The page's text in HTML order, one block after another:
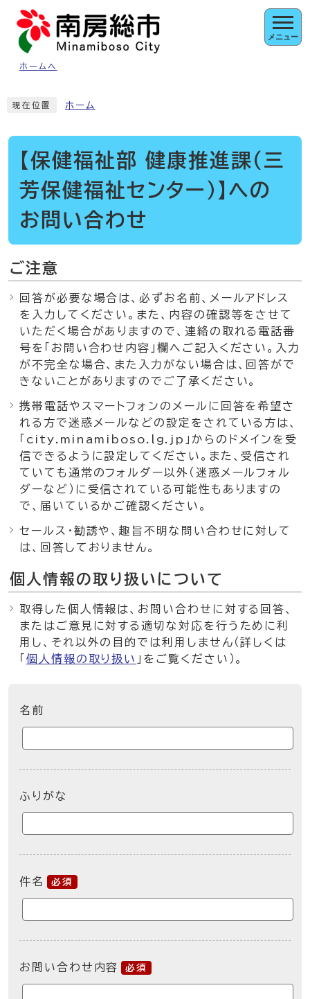
ページの先頭です
ホームへ
メニュー
現在位置 ホーム
【保健福祉部 健康推進課（三
芳保健福祉センター）】への
お問い合わせ
ご注意
回答が必要な場合は、必ずお名前、メールアドレス
を入力してください。また、内容の確認等をさせて
いただく場合がありますので、連絡の取れる電話番
号を「お問い合わせ内容」欄へご記入ください。入力
が不完全な場合、また入力がない場合は、回答がで
きないことがありますのでご了承ください。
携帯電話やスマートフォンのメールに回答を希望さ
れる方で迷惑メールなどの設定をされている方は、
「city.minamiboso.lg.jp」からのドメインを受
信できるように設定してください。また、受信され
ていても通常のフォルダー以外（迷惑メールフォル
ダーなど）に受信されている可能性もありますの
で、届いているかご確認ください。
セールス・勧誘や、趣旨不明な問い合わせに対して
は、回答しておりません。
個人情報の取り扱いについて
取得した個人情報は、お問い合わせに対する回答、
またはご意見に対する適切な対応を行うために利
用し、それ以外の目的では利用しません（詳しくは
個人情報の取り扱い 」をご覧ください）。
名前
ふりがな
件名 必須
お問い合わせ内容 必須